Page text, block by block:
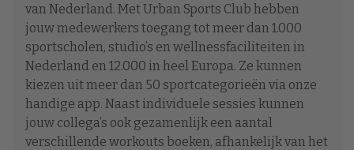
van Nederland. Met Urban Sports Club hebben
jouw medewerkers toegang tot meer dan 1.000
sportscholen, studio’s en wellnessfaciliteiten in
Nederland en 12.000 in heel Europa. Ze kunnen
kiezen uit meer dan 50 sportcategorieën via onze
handige app. Naast individuele sessies kunnen
jouw collega’s ook gezamenlijk een aantal
verschillende workouts boeken, afhankelijk van het